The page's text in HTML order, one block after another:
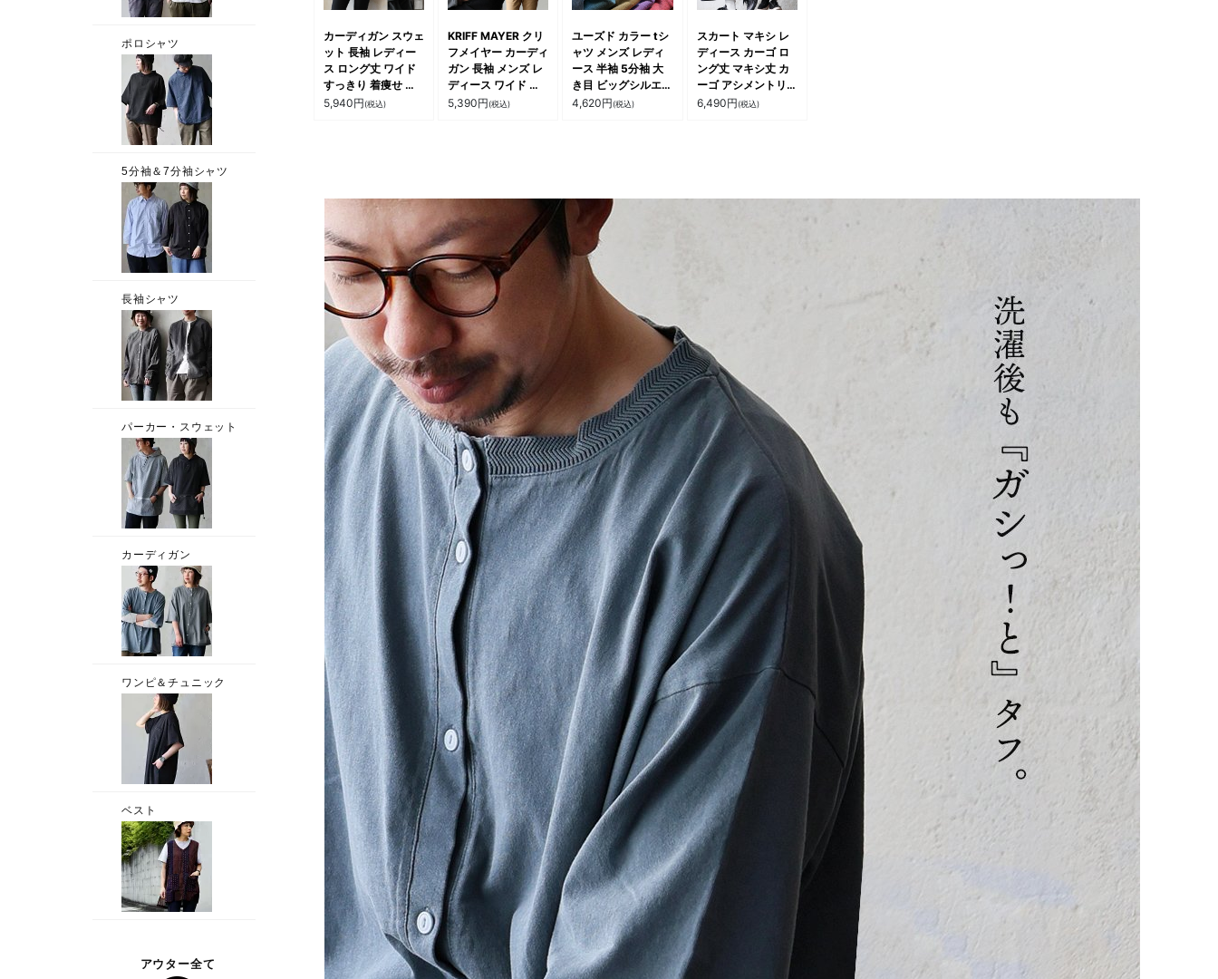
カーディガン スウェ
ット 長袖 レディー
ス ロング丈 ワイド
すっきり 着痩せ 体
系 お尻 カバー 細見
リブ カジュアル パ
ティ ALISTAIR アリ
ステア
5,940円(税込)
KRIFF MAYER クリ
フメイヤー カーディ
ガン 長袖 メンズ レ
ディース ワイド 起
毛 もっちり 伸縮性
冬 パティ
5,390円(税込)
ユーズド カラー tシ
ャツ メンズ レディ
ース 半袖 5分袖 大
き目 ビッグシルエッ
ト ワイド 着やせ 夏
いサイズ パティ
OAR’S オールズ
4,620円(税込)
スカート マキシ レ
ディース カーゴ ロ
ング丈 マキシ丈 カ
ーゴ アシメントリー
ギャザー ウエストゴ
6,490円(税込)